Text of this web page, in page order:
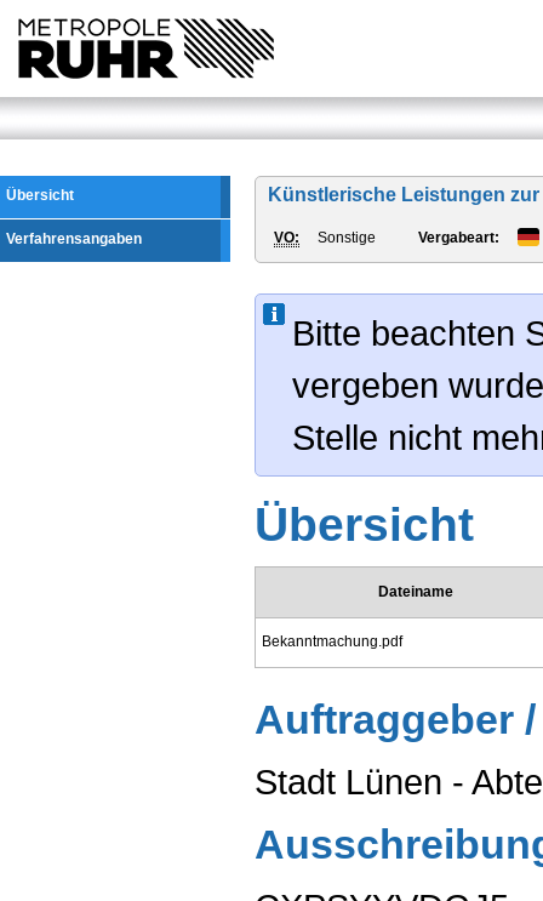
Übersicht
Verfahrensangaben
Künstlerische Leistungen
VO: Sonstige Vergabeart:
Bitte beachten
vergeben
Stelle nicht
Übersicht
Dateiname
Bekanntmachung.pdf
Auftraggeber
Stadt Lünen -